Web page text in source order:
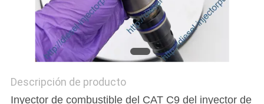
POLÍTICA
PRIVACIDAD
Descripción de producto
Inyector de combustible del CAT C9 del inyector de